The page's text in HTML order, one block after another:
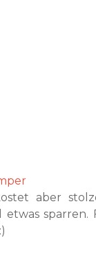
aber
etwas sparren.